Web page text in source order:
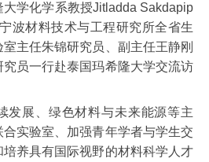
学化学系教授Jitladda Sakdapip
波材料技术与工程研究所全省生
主任朱锦研究员、副主任王静刚
员一行赴泰国玛希隆大学交流访
发展、绿色材料与未来能源等主
实验室、加强青年学者与学生交
养具有国际视野的材料科学人才